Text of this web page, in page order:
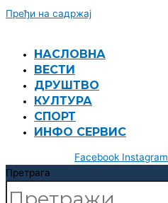
Пређи на садржај
НАСЛОВНА
ВЕСТИ
ДРУШТВО
КУЛТУРА
СПОРТ
ИНФО СЕРВИС
Facebook Instagram
Претрага